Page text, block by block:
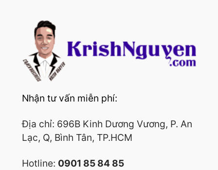
Nhận tư vấn miễn phí:
Địa chỉ: 696B Kinh Dương Vương, P. An
Lạc, Q, Bình Tân, TP.HCM
Hotline: 0901 85 84 85